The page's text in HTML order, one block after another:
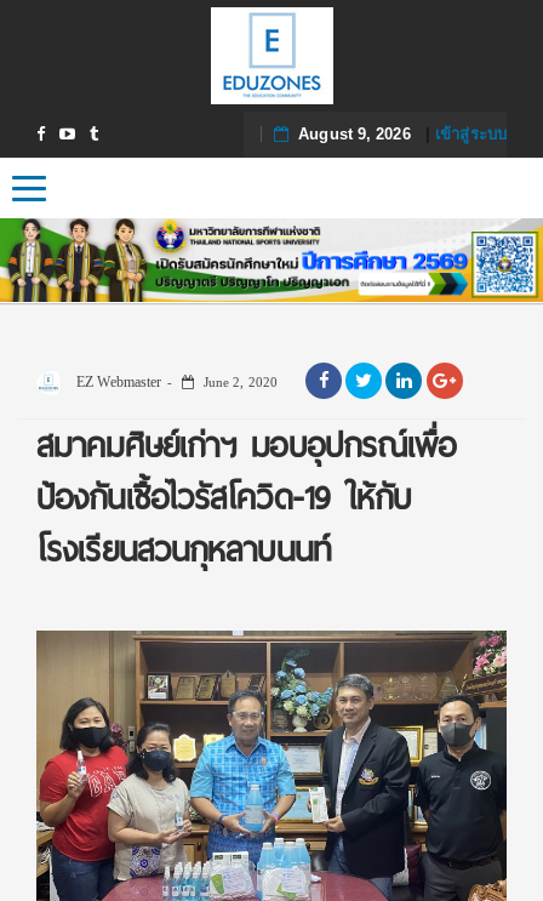
August 9, 2026| เข้าสู่ระบบ
Toggle navigation
EZ Webmaster June 2, 2020
สมาคมศิษย์เก่าฯ มอบอุปกรณ์เพื่อ
ป้องกันเชื้อไวรัสโควิด-19 ให้กับ
โรงเรียนสวนกุหลาบนนท์